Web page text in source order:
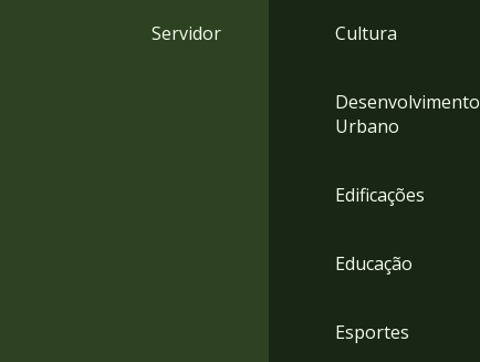
Servidor Cultura
Desenvolvimento
Urbano
Edificações
Educação
Esportes